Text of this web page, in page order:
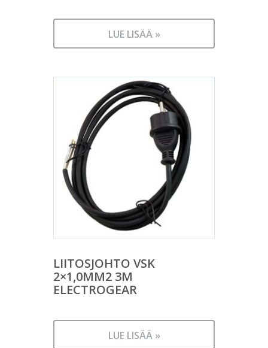
LUE LISÄÄ »
LIITOSJOHTO VSK
2×1,0MM2 3M
ELECTROGEAR
LUE LISÄÄ »